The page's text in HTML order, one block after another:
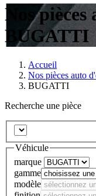
Nos
BUGATTI
Accueil
Nos pièces auto
BUGATTI
Recherche une pièce
Véhicule
marque
gamme
modèle